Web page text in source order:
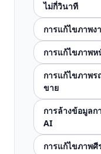
ไม่กี่วินาที
การแก้ไขภาพง
การแก้ไขภาพห
การแก้ไขภาพ
ขาย
การล้างข้อมูลก
AI
การแก้ไขภาพศี